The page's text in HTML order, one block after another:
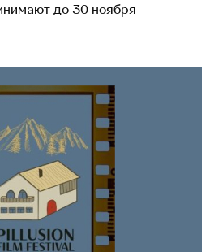
до 30 ноября